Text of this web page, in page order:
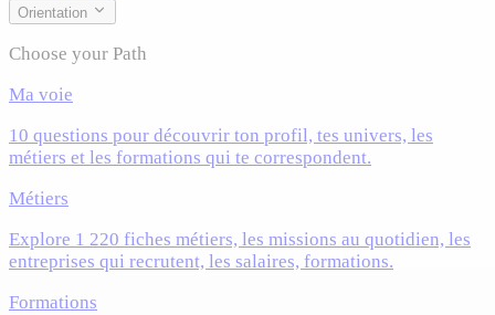
Orientation
Choose your Path
Ma voie
10 questions pour découvrir ton profil, tes univers, les
métiers et les formations qui te correspondent.
Métiers
Explore 1 220 fiches métiers, les missions au quotidien, les
entreprises qui recrutent, les salaires, formations.
Formations